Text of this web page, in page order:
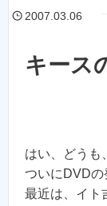
2007.03.06
キース
はい、どうも
ついにDVDの
最近は、イト